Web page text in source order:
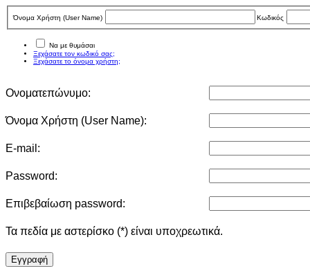
Όνομα Χρήστη (User Νame) Κωδικός
Να με θυμάσαι
Ξεχάσατε τον κωδικό σας;
Ξεχάσατε το όνομα χρήστη;
Ονοματεπώνυμο:
Όνομα Χρήστη (User Νame):
E-mail:
Password:
Επιβεβαίωση password:
Τα πεδία με αστερίσκο (*) είναι υποχρεωτικά.
Eγγραφή